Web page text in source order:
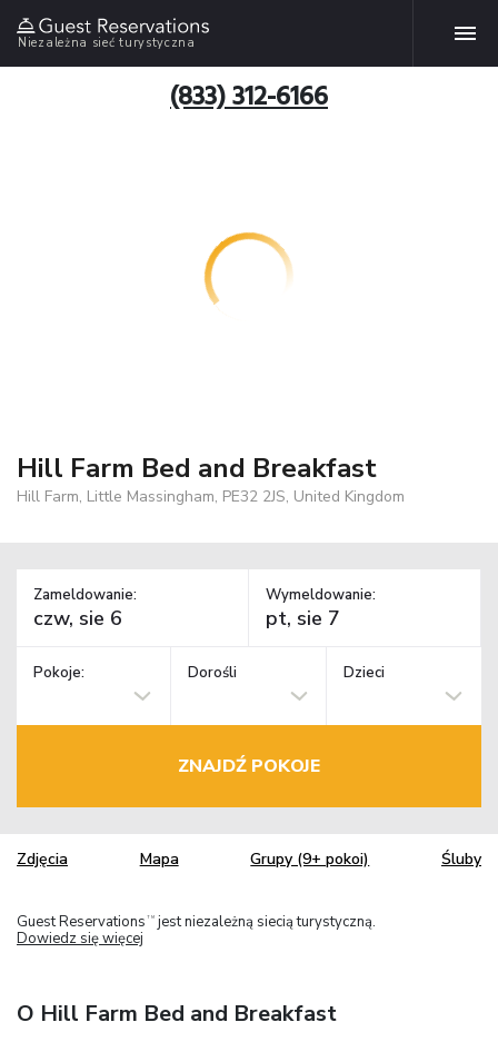
Niezależna sieć turystyczna
(833) 312-6166
Hill Farm Bed and Breakfast
Hill Farm, Little Massingham, PE32 2JS, United Kingdom
Zameldowanie: Wymeldowanie:
Pokoje: Dorośli Dzieci
ZNAJDŹ POKOJE
Zdjęcia Mapa Grupy (9+ pokoi) Śluby
Guest Reservations TM jest niezależną siecią turystyczną.
Dowiedz się więcej
O Hill Farm Bed and Breakfast